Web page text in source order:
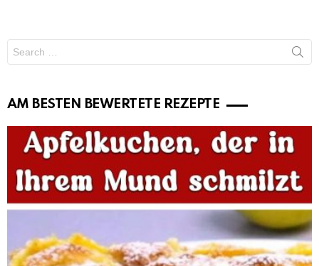
for:
AM BESTEN BEWERTETE REZEPTE